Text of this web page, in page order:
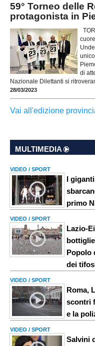
59° Torneo delle
protagonista in
di
Nazionale Dilettanti si
28/03/2023
Vai all'edizione
MULTIMEDIA
VIDEO / SPORT
I
primo
VIDEO / SPORT
Lazio-
Popolo
dei
VIDEO / SPORT
Roma,
scontri
e la
VIDEO / SPORT
Salvini